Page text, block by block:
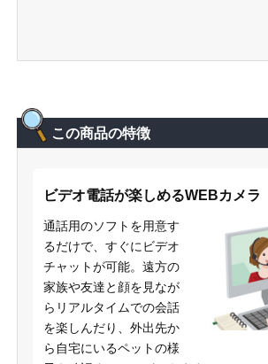
この商品の特徴
ビデオ電話が楽しめるWEBカメラ
通話用のソフトを用意す
るだけで、すぐにビデオ
チャットが可能。遠方の
家族や友達と顔を見なが
らリアルタイムでの会話
を楽しんだり、外出先か
ら自宅にいるペットの様